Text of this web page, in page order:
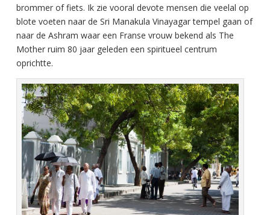
brommer of fiets. Ik zie vooral devote mensen die veelal op
blote voeten naar de Sri Manakula Vinayagar tempel gaan of
naar de Ashram waar een Franse vrouw bekend als The
Mother ruim 80 jaar geleden een spiritueel centrum
oprichtte.